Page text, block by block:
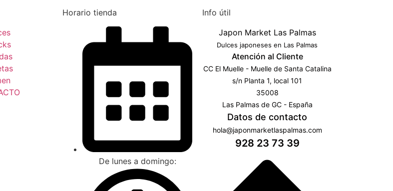
Horario tienda
De lunes a domingo:
Info útil
Japon Market Las Palmas
Dulces japoneses en Las Palmas
Atención al Cliente
CC El Muelle - Muelle de Santa Catalina
s/n Planta 1, local 101
35008
Las Palmas de GC - España
Datos de contacto
hola@japonmarketlaspalmas.com
928 23 73 39